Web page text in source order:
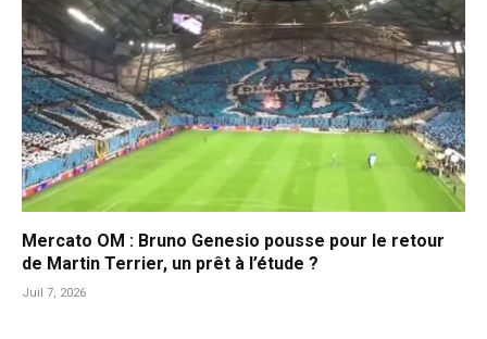
Mercato OM : Bruno Genesio pousse pour le retour
de Martin Terrier, un prêt à l’étude ?
Juil 7, 2026